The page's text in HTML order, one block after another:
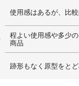
使用感はあるが、比
程よい使用感や多少
商品
跡形もなく原型をと